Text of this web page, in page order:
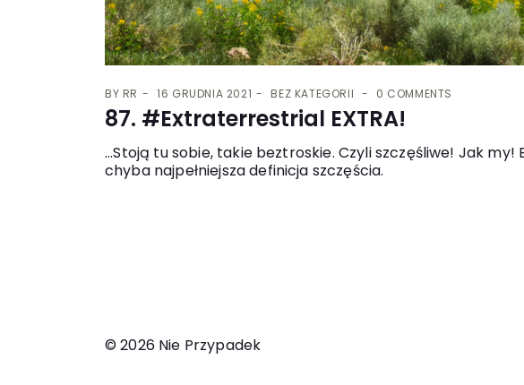
BY RR 16 GRUDNIA 2021 BEZ KATEGORII 0 COMMENTS
87. #Extraterrestrial EXTRA!
...Stoją tu sobie, takie beztroskie. Czyli szczęśliwe! Jak
chyba najpełniejsza definicja szczęścia.
© 2026 Nie Przypadek